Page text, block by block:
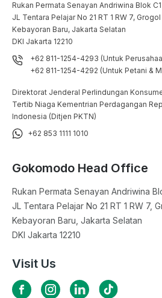
Rukan Permata Senayan Andriwina Blok C1
JL Tentara Pelajar No 21 RT 1 RW 7,
Kebayoran Baru, Jakarta Selatan
DKI Jakarta 12210
+62 811-1254-4293 (Untuk
+62 811-1254-4292 (Untuk Petani &
Direktorat Jenderal Perlindungan
Tertib Niaga Kementrian Perdagangan
Indonesia (Ditjen PKTN)
+62 853 1111 1010
Gokomodo Head Office
Rukan Permata Senayan Andriwina
JL Tentara Pelajar No 21 RT 1 RW 7,
Kebayoran Baru, Jakarta Selatan
DKI Jakarta 12210
Visit Us